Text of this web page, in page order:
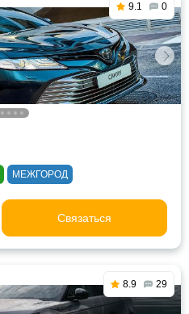
9.1 0
МЕЖГОРОД
Связаться
8.9 29